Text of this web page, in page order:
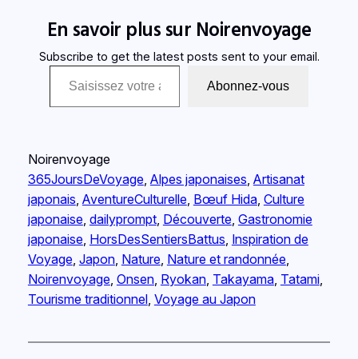
En savoir plus sur Noirenvoyage
Subscribe to get the latest posts sent to your email.
Saisissez votre adresse e-mail…
Abonnez-vous
Noirenvoyage
365JoursDeVoyage, Alpes japonaises Artisanat
japonais AventureCulturelle, Bœuf Hida, Culture
japonaise, dailyprompt, Découverte, Gastronomie
japonaise, HorsDesSentiersBattus Inspiration de
Voyage, Japon, Nature, Nature et randonnée
Noirenvoyage, Onsen, Ryokan, Takayama, Tatami
Tourisme traditionnel, Voyage au Japon